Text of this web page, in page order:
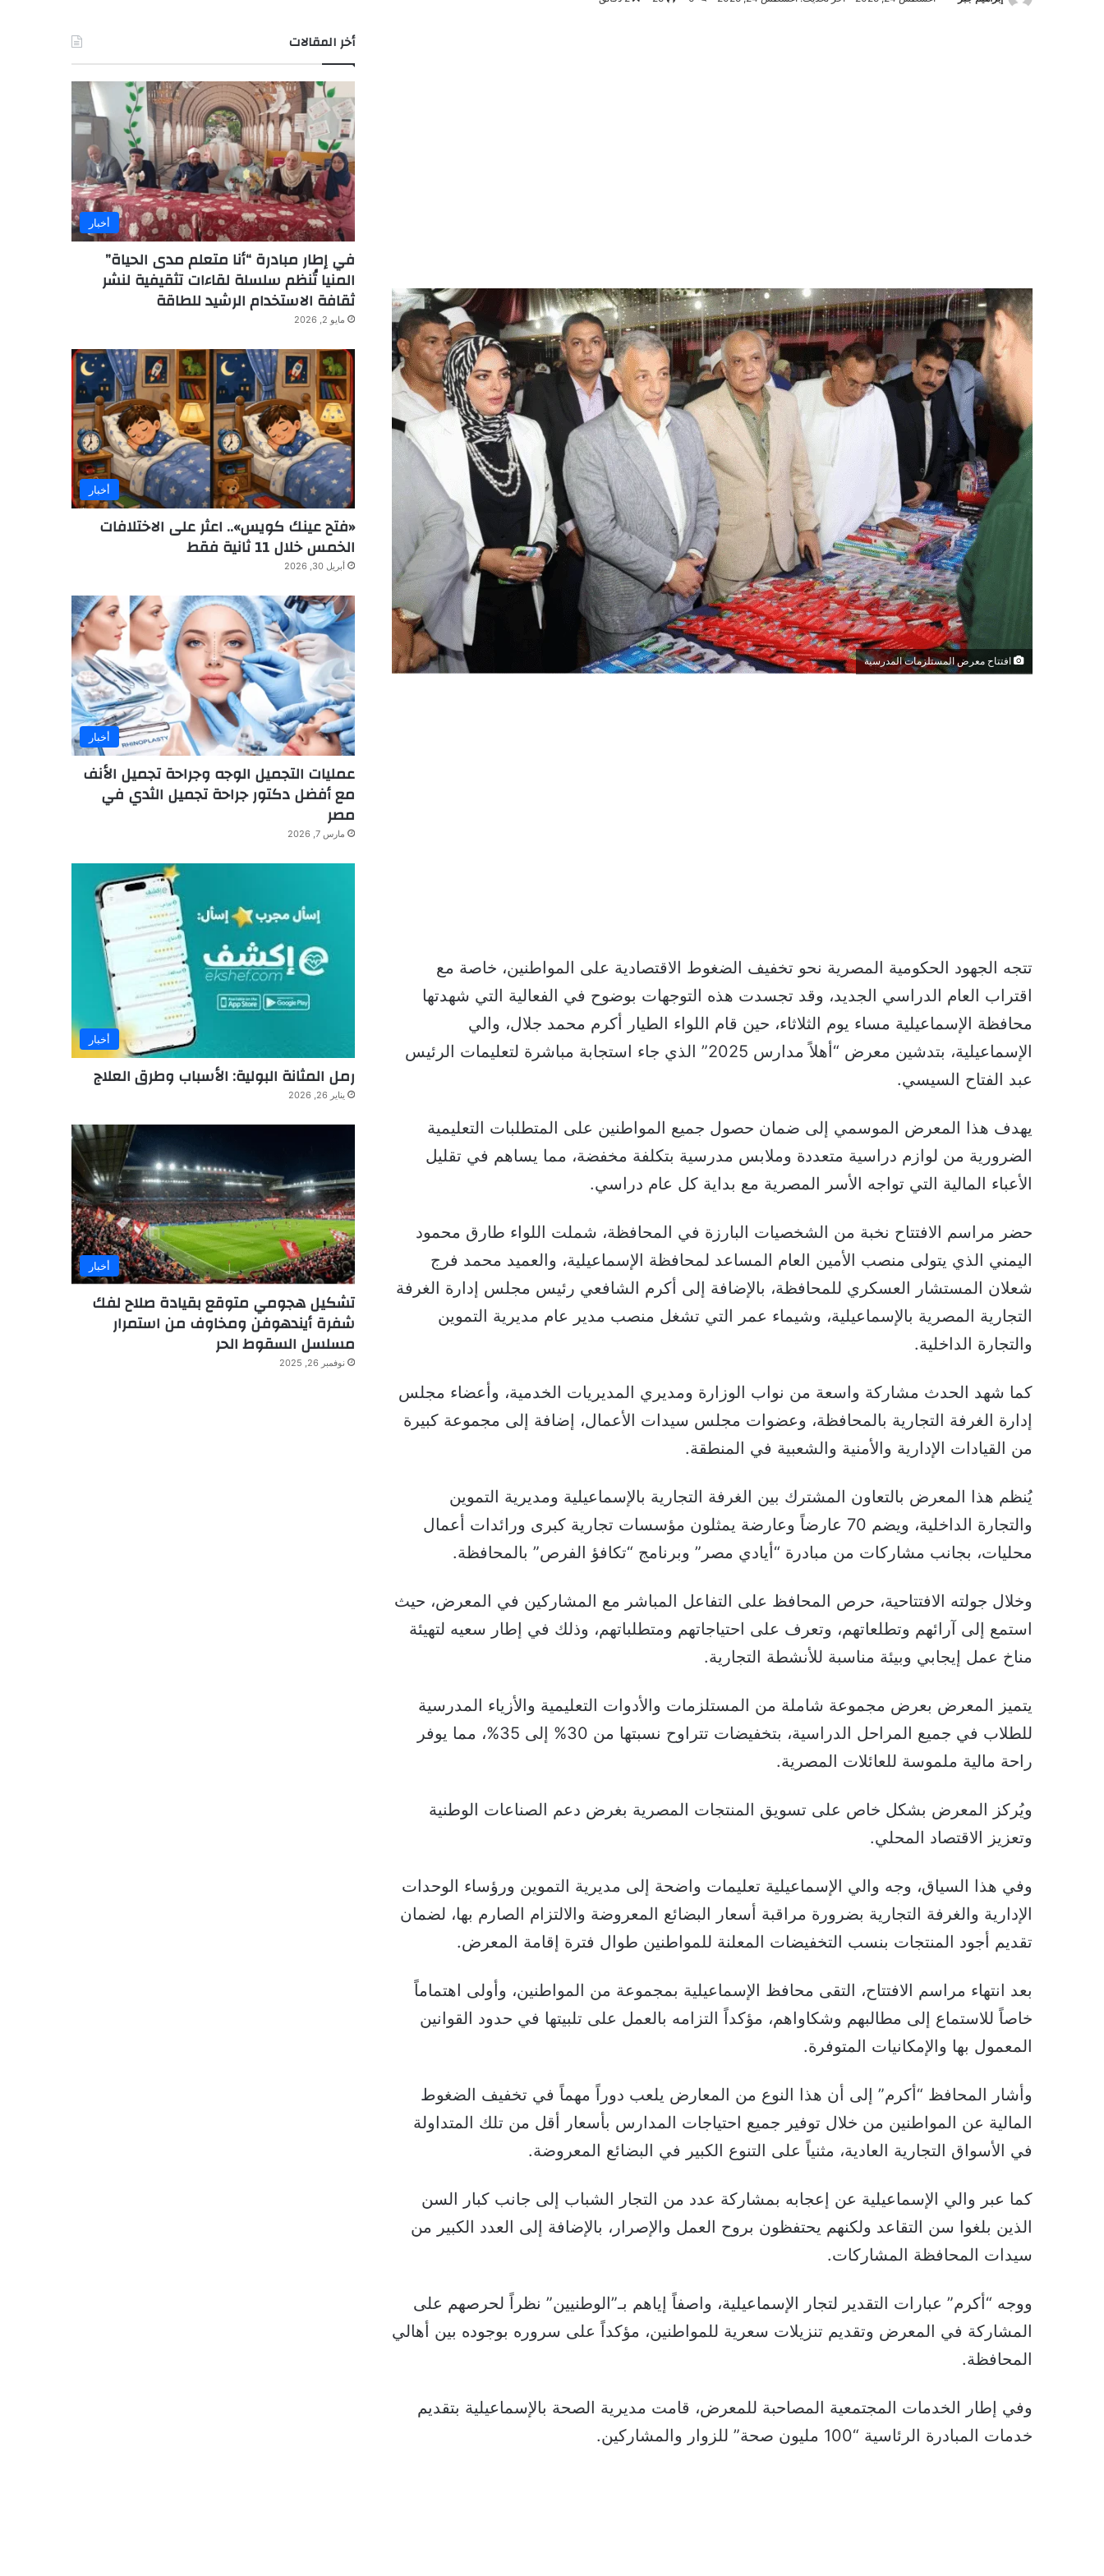
افتتاح معرض المستلزمات المدرسية
تتجه الجهود الحكومية المصرية نحو تخفيف الضغوط الاقتصادية على المواطنين، خاصة مع
اقتراب العام الدراسي الجديد، وقد تجسدت هذه التوجهات بوضوح في الفعالية التي شهدتها
محافظة الإسماعيلية مساء يوم الثلاثاء، حين قام اللواء الطيار أكرم محمد جلال، والي
الإسماعيلية، بتدشين معرض “أهلاً مدارس 2025” الذي جاء استجابة مباشرة لتعليمات الرئيس
عبد الفتاح السيسي.
يهدف هذا المعرض الموسمي إلى ضمان حصول جميع المواطنين على المتطلبات التعليمية
الضرورية من لوازم دراسية متعددة وملابس مدرسية بتكلفة مخفضة، مما يساهم في تقليل
الأعباء المالية التي تواجه الأسر المصرية مع بداية كل عام دراسي.
حضر مراسم الافتتاح نخبة من الشخصيات البارزة في المحافظة، شملت اللواء طارق محمود
اليمني الذي يتولى منصب الأمين العام المساعد لمحافظة الإسماعيلية، والعميد محمد فرج
شعلان المستشار العسكري للمحافظة، بالإضافة إلى أكرم الشافعي رئيس مجلس إدارة الغرفة
التجارية المصرية بالإسماعيلية، وشيماء عمر التي تشغل منصب مدير عام مديرية التموين
والتجارة الداخلية.
كما شهد الحدث مشاركة واسعة من نواب الوزارة ومديري المديريات الخدمية، وأعضاء مجلس
إدارة الغرفة التجارية بالمحافظة، وعضوات مجلس سيدات الأعمال، إضافة إلى مجموعة كبيرة
من القيادات الإدارية والأمنية والشعبية في المنطقة.
يُنظم هذا المعرض بالتعاون المشترك بين الغرفة التجارية بالإسماعيلية ومديرية التموين
والتجارة الداخلية، ويضم 70 عارضاً وعارضة يمثلون مؤسسات تجارية كبرى ورائدات أعمال
محليات، بجانب مشاركات من مبادرة “أيادي مصر” وبرنامج “تكافؤ الفرص” بالمحافظة.
وخلال جولته الافتتاحية، حرص المحافظ على التفاعل المباشر مع المشاركين في المعرض، حيث
استمع إلى آرائهم وتطلعاتهم، وتعرف على احتياجاتهم ومتطلباتهم، وذلك في إطار سعيه لتهيئة
مناخ عمل إيجابي وبيئة مناسبة للأنشطة التجارية.
يتميز المعرض بعرض مجموعة شاملة من المستلزمات والأدوات التعليمية والأزياء المدرسية
للطلاب في جميع المراحل الدراسية، بتخفيضات تتراوح نسبتها من 30% إلى 35%، مما يوفر
راحة مالية ملموسة للعائلات المصرية.
ويُركز المعرض بشكل خاص على تسويق المنتجات المصرية بغرض دعم الصناعات الوطنية
وتعزيز الاقتصاد المحلي.
وفي هذا السياق، وجه والي الإسماعيلية تعليمات واضحة إلى مديرية التموين ورؤساء الوحدات
الإدارية والغرفة التجارية بضرورة مراقبة أسعار البضائع المعروضة والالتزام الصارم بها، لضمان
تقديم أجود المنتجات بنسب التخفيضات المعلنة للمواطنين طوال فترة إقامة المعرض.
بعد انتهاء مراسم الافتتاح، التقى محافظ الإسماعيلية بمجموعة من المواطنين، وأولى اهتماماً
خاصاً للاستماع إلى مطالبهم وشكاواهم، مؤكداً التزامه بالعمل على تلبيتها في حدود القوانين
المعمول بها والإمكانيات المتوفرة.
وأشار المحافظ “أكرم” إلى أن هذا النوع من المعارض يلعب دوراً مهماً في تخفيف الضغوط
المالية عن المواطنين من خلال توفير جميع احتياجات المدارس بأسعار أقل من تلك المتداولة
في الأسواق التجارية العادية، مثنياً على التنوع الكبير في البضائع المعروضة.
كما عبر والي الإسماعيلية عن إعجابه بمشاركة عدد من التجار الشباب إلى جانب كبار السن
الذين بلغوا سن التقاعد ولكنهم يحتفظون بروح العمل والإصرار، بالإضافة إلى العدد الكبير من
سيدات المحافظة المشاركات.
ووجه “أكرم” عبارات التقدير لتجار الإسماعيلية، واصفاً إياهم بـ”الوطنيين” نظراً لحرصهم على
المشاركة في المعرض وتقديم تنزيلات سعرية للمواطنين، مؤكداً على سروره بوجوده بين أهالي
المحافظة.
وفي إطار الخدمات المجتمعية المصاحبة للمعرض، قامت مديرية الصحة بالإسماعيلية بتقديم
خدمات المبادرة الرئاسية “100 مليون صحة” للزوار والمشاركين.
أخر المقالات
أخبار
في إطار مبادرة “أنا متعلم مدى الحياة”
المنيا تُنظم سلسلة لقاءات تثقيفية لنشر
ثقافة الاستخدام الرشيد للطاقة
مايو 2, 2026
أخبار
«فتح عينك كويس».. اعثر على الاختلافات
الخمس خلال 11 ثانية فقط
أبريل 30, 2026
أخبار
عمليات التجميل الوجه وجراحة تجميل الأنف
مع أفضل دكتور جراحة تجميل الثدي في
مصر
مارس 7, 2026
أخبار
رمل المثانة البولية: الأسباب وطرق العلاج
يناير 26, 2026
أخبار
تشكيل هجومي متوقع بقيادة صلاح لفك
شفرة أيندهوفن ومخاوف من استمرار
مسلسل السقوط الحر
نوفمبر 26, 2025